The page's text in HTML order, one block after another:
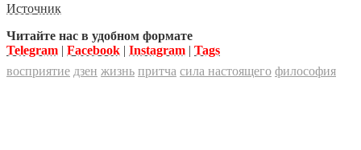
Источник
Читайте нас в удобном формате
Telegram | Facebook | Instagram | Tags
восприятие дзен жизнь притча сила настоящего философия